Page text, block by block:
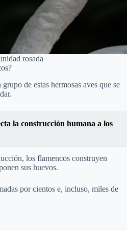
rosada
de estas hermosas aves que se
la construcción humana a los
los flamencos construyen
sus huevos.
por cientos e, incluso, miles de